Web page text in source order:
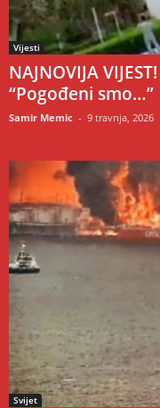
Vijesti
NAJNOVIJA
“Pogođeni smo…”
Samir Memic - 9 travnja, 2026
Svijet